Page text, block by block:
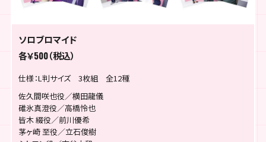
ソロブロマイド
各￥500（税込）
仕様：L判サイズ 3枚組 全12種
佐久間咲也役／横田龍儀
碓氷真澄役／高橋怜也
皆木 綴役／前川優希
茅ヶ崎 至役／立石俊樹